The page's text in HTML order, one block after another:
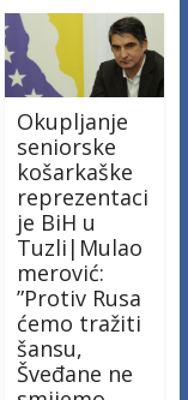
Okupljanje
seniorske
košarkaške
reprezentaci
je BiH u
Tuzli|Mulao
merović:
”Protiv Rusa
ćemo tražiti
šansu,
Šveđane ne